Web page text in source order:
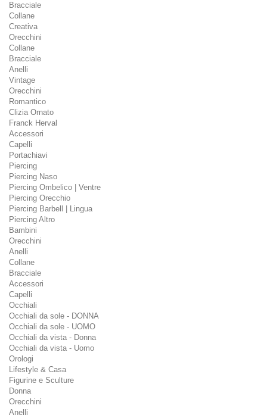
Bracciale
Collane
Creativa
Orecchini
Collane
Bracciale
Anelli
Vintage
Orecchini
Romantico
Clizia Ornato
Franck Herval
Accessori
Capelli
Portachiavi
Piercing
Piercing Naso
Piercing Ombelico | Ventre
Piercing Orecchio
Piercing Barbell | Lingua
Piercing Altro
Bambini
Orecchini
Anelli
Collane
Bracciale
Accessori
Capelli
Occhiali
Occhiali da sole - DONNA
Occhiali da sole - UOMO
Occhiali da vista - Donna
Occhiali da vista - Uomo
Orologi
Lifestyle & Casa
Figurine e Sculture
Donna
Orecchini
Anelli